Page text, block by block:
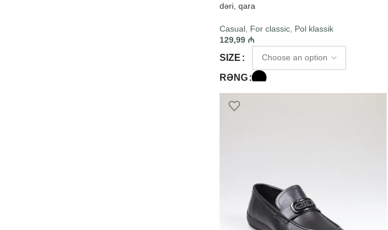
dəri, qara
Casual For classic Pol klassik
129,99 ₼
SIZE
RƏNG
SELECT OPTIONS